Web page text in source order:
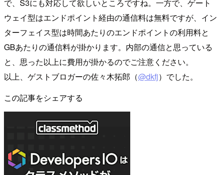
で、S3にも対応して欲しいところですね。一方で、ゲート
ウェイ型はエンドポイント経由の通信料は無料ですが、イン
ターフェイス型は時間あたりのエンドポイントの利用料と
GBあたりの通信料が掛かります。内部の通信と思っている
と、思った以上に費用が掛かるのでご注意ください。
以上、ゲストブロガーの佐々木拓郎（@dkfj）でした。
この記事をシェアする